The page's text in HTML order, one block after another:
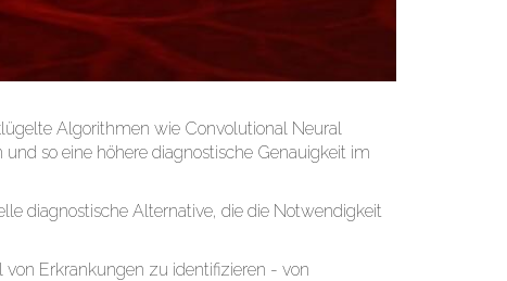
Algorithmen wie Convolutional Neural
so eine höhere diagnostische Genauigkeit im
diagnostische Alternative, die die Notwendigkeit
Erkrankungen zu identifizieren - von